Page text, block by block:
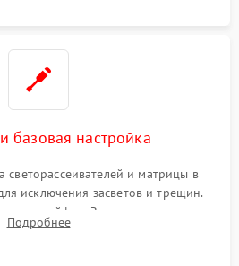
базовая настройка
светорассеивателей и матрицы в
исключения засветов и трещин.
шлейфов. Закрытие корпуса.
программного обеспечения.
Подробнее